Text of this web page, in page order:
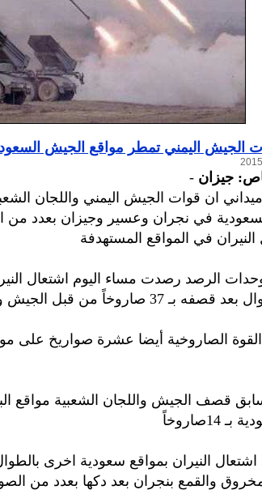
الجيش اليمني تمطر مواقع الجيش السعودي
جيزان -
ان قوات الجيش اليمني واللجان
في نجران وعسير وجيزان بعدد من
في المواقع المستهدفة
الرصد رصدت مساء اليوم اشتعال
من قبل الجيش واللجان الشعبية.
الصاروخية أيضا عشرة صواريخ على
قصف الجيش واللجان الشعبية مواقع
14صاروخاً
النيران بمواقع سعودية اخرى
والقمع بنجران بعد دكها بعدد من